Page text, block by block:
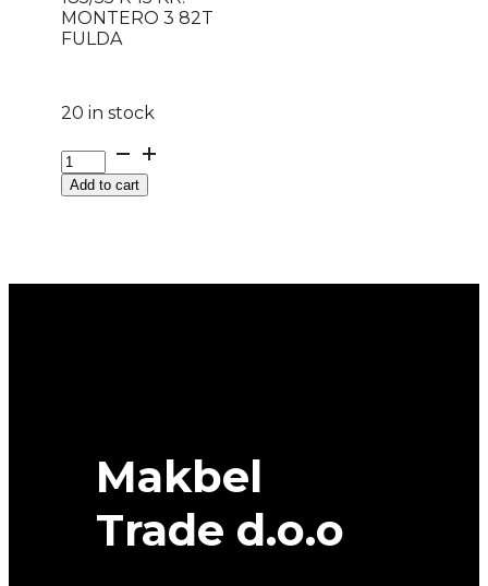
MONTERO 3 82T
FULDA
20 in stock
185/55
R
15Add to cart
Makbel
Trade d.o.o